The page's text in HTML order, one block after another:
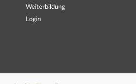
Weiterbildung
Login